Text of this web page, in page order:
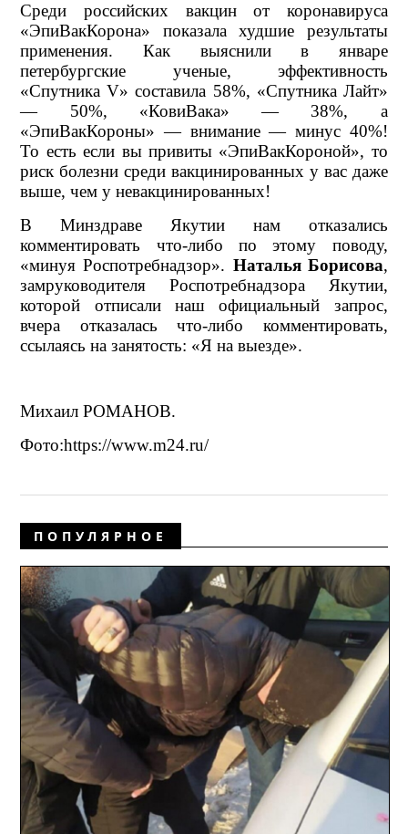
Среди российских вакцин от коронавируса
«ЭпиВакКорона» показала худшие результаты
применения. Как выяснили в январе
петербургские ученые, эффективность
«Спутника V» составила 58%, «Спутника Лайт»
— 50%, «КовиВака» — 38%, а
«ЭпиВакКороны» — внимание — минус 40%!
То есть если вы привиты «ЭпиВакКороной», то
риск болезни среди вакцинированных у вас даже
выше, чем у невакцинированных!
В Минздраве Якутии нам отказались
комментировать что-либо по этому поводу,
«минуя Роспотребнадзор». Наталья Борисова,
замруководителя Роспотребнадзора Якутии,
которой отписали наш официальный запрос,
вчера отказалась что-либо комментировать,
ссылаясь на занятость: «Я на выезде».
Михаил РОМАНОВ.
Фото:https://www.m24.ru/
ПОПУЛЯРНОЕ